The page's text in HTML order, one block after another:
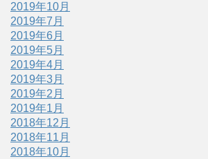
2019年10月
2019年7月
2019年6月
2019年5月
2019年4月
2019年3月
2019年2月
2019年1月
2018年12月
2018年11月
2018年10月